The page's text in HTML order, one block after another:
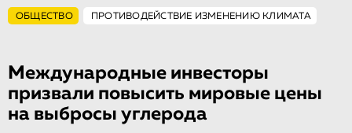
ОБЩЕСТВО ПРОТИВОДЕЙСТВИЕ ИЗМЕНЕНИЮ КЛИМАТА
Международные инвесторы
призвали повысить мировые цены
на выбросы углерода